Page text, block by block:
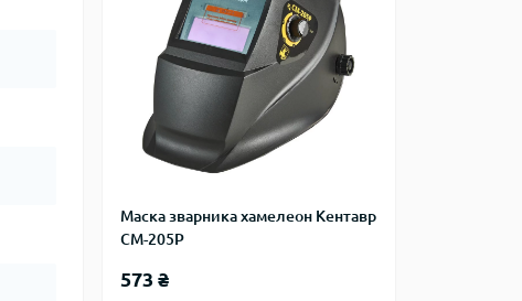
Маска зварника хамелеон Кентавр
СМ-205Р
573 ₴